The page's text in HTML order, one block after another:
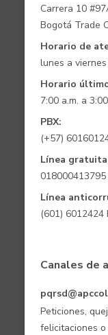
Carrera 10
Bogotá Trade
Horario de
lunes a viernes
Horario
7:00 a.m. a
PBX:
(+57)
Línea
018000413795
Línea
(601) 6012424
Canales de
Peticiones,
felicitaciones